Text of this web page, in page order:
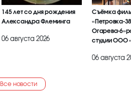
145 лет со дня рождения
Александра Флеминга
06 августа 2026
Съёмка
«Петровка-
Огарева-
студии ООО
06 августа
Все новости